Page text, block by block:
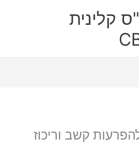
קלינית
קשב וריכוז